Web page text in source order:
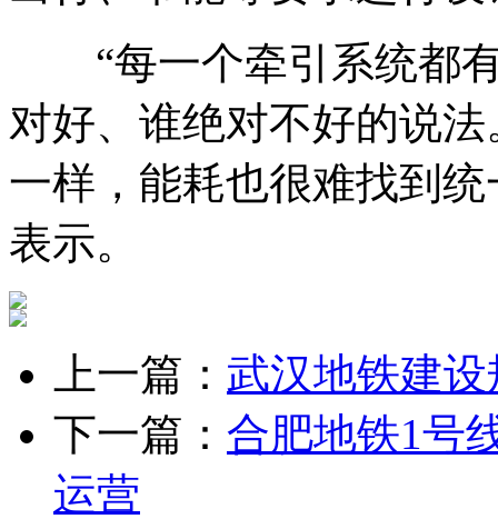
“每一个牵引系统都有
对好、谁绝对不好的说
一样，能耗也很难找到
表示。
上一篇： 武汉地铁建
下一篇： 合肥地铁1号
运营